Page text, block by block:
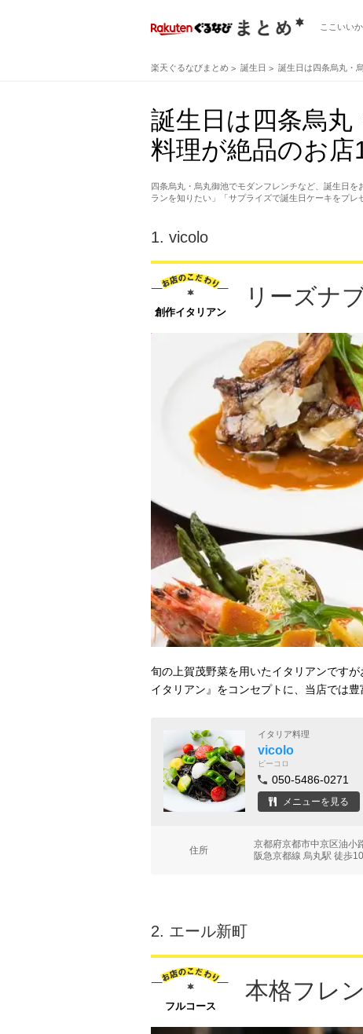
ここいい
楽天ぐるなびまとめ 誕生日 誕生日は四条烏丸・
誕生日は四条烏
料理が絶品のお店
四条烏丸・烏丸御池でモダンフレンチなど、誕生日
ランを知りたい」「サプライズで誕生日ケーキをプ
1. vicolo
創作イタリアン
リーズナ
旬の上賀茂野菜を用いたイタリアンです
イタリアン』をコンセプトに、当店では
イタリア料理
vicolo
ビーコロ
050-5486-0271
メニューを見る
住所
京都府京都市中京区油
阪急京都線 烏丸駅 徒歩
2. エール新町
フルコース
本格フレ